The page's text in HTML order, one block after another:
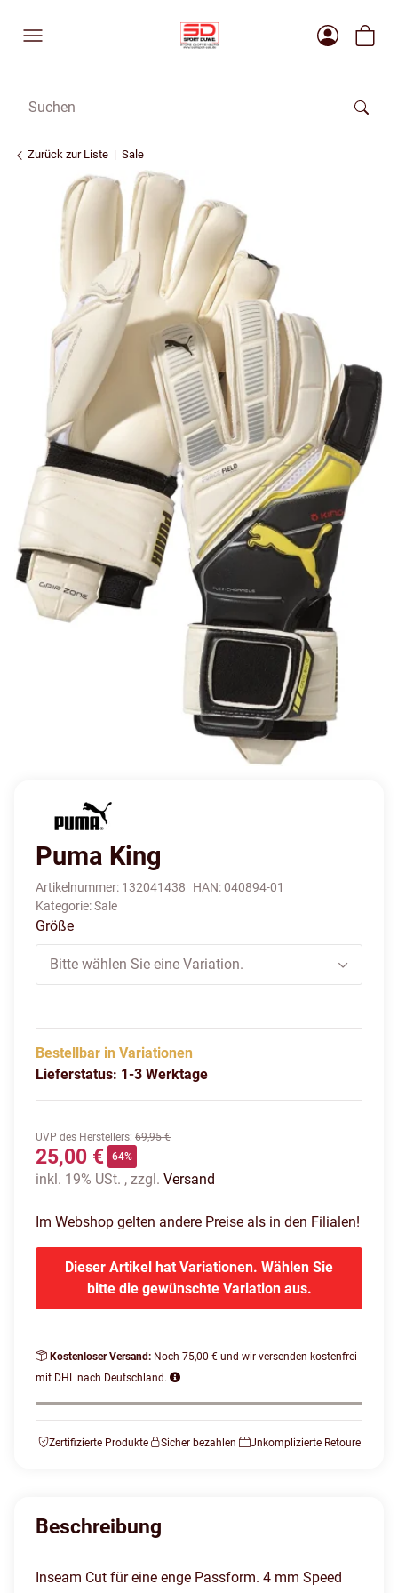
Zurück zur Liste Sale
Puma King
Artikelnummer: 132041438 HAN:040894-01
Kategorie:Sale
Größe
Bitte wählen Sie eine Variation.
Bestellbar in Variationen
Lieferstatus: 1-3 Werktage
UVP des Herstellers: 69,95 €
25,00 € 64%
inkl. 19% USt. , zzgl. Versand
Im Webshop gelten andere Preise als in den Filialen!
Dieser Artikel hat Variationen. Wählen Sie
bitte die gewünschte Variation aus.
Kostenloser Versand: Noch 75,00 € und wir versenden kostenfrei
mit DHL nach Deutschland.
Zertifizierte Produkte Sicher bezahlen Unkomplizierte Retoure
Beschreibung
Inseam Cut für eine enge Passform. 4 mm Speed